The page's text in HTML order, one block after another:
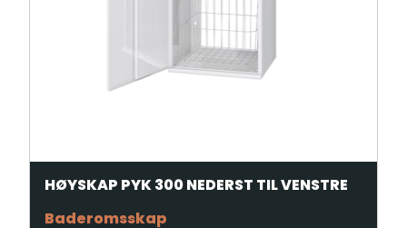
HØYSKAP PYK 300 NEDERST TIL VENSTRE
Baderomsskap